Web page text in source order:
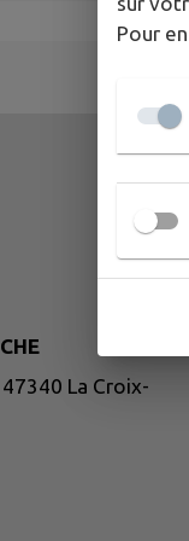
La Croix-
Pour